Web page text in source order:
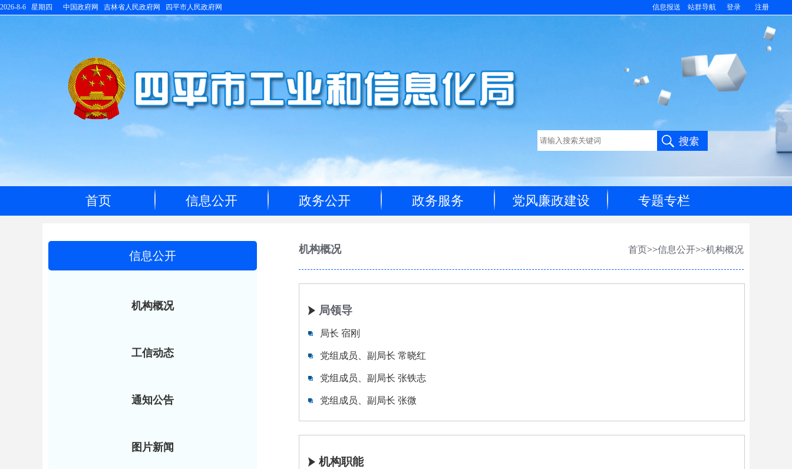
2026-8-6 星期四 中国政府网 吉林省人民政府网 四平市人民政府网 信息报送 站群导航 登录 注册
首页 信息公开 政务公开 政务服务 党风廉政建设 专题专栏
信息公开
机构概况
工信动态
通知公告
图片新闻
机构概况 首页>>信息公开>>机构概况
局领导
局长 宿刚
党组成员、副局长 常晓红
党组成员、副局长 张铁志
党组成员、副局长 张微
机构职能